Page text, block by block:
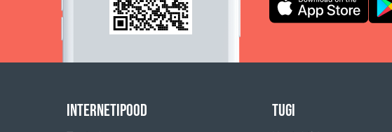
INTERNETIPOOD TUGI